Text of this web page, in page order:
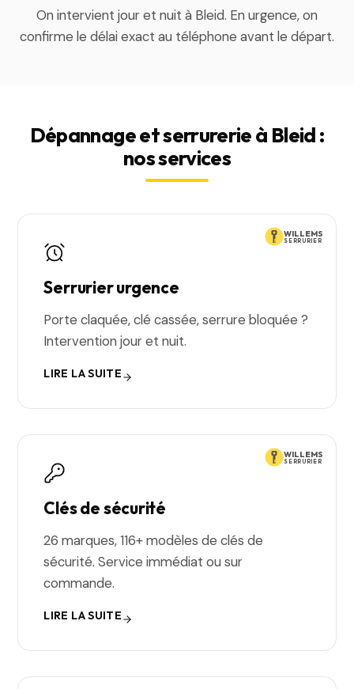
On intervient jour et nuit à Bleid. En urgence, on
confirme le délai exact au téléphone avant le départ.
Dépannage et serrurerie à Bleid :
nos services
WILLEMS
SERRURIER
Serrurier urgence
Porte claquée, clé cassée, serrure bloquée ?
Intervention jour et nuit.
LIRE LA SUITE
WILLEMS
SERRURIER
Clés de sécurité
26 marques, 116+ modèles de clés de
sécurité. Service immédiat ou sur
commande.
LIRE LA SUITE